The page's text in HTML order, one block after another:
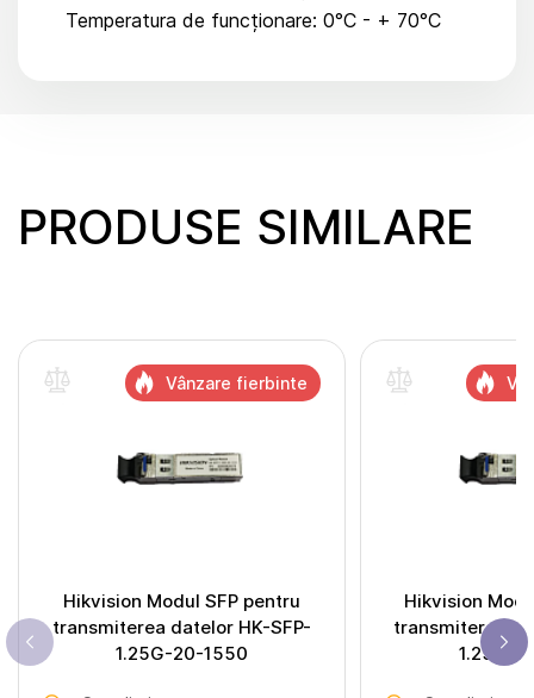
Temperatura de funcționare: 0°C - + 70°C
PRODUSE SIMILARE
Hikvision Modul SFP pentru
transmiterea datelor HK-SFP-
1.25G-20-1550
Vânzare fierbinte
Hikvision
transmiterea
1.25G-